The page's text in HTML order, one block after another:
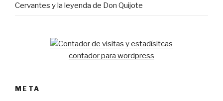
Cervantes y la leyenda de Don Quijote
contador para wordpress
META